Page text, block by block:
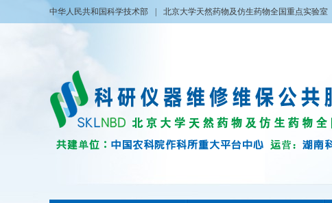
中华人民共和国科学技术部 北京大学天然药物及仿生药物全国重点实验室